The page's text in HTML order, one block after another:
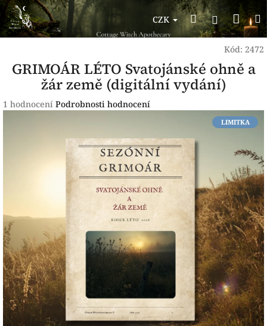
Přejít
na
obsah
CZK Hledat
Kód: 2472
GRIMOÁR LÉTO Svatojánské ohně a
žár země (digitální vydání)
Průměrné
1 hodnocení Podrobnosti hodnocení
LIMITKA